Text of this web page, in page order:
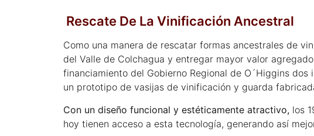
Rescate De La Vinificación Ancestral
Como una manera de rescatar formas ancestrales de
del Valle de Colchagua y entregar mayor valor
financiamiento del Gobierno Regional de O´Higgins
un prototipo de vasijas de vinificación y guarda
Con un diseño funcional y estéticamente atractivo, los
hoy tienen acceso a esta tecnología, generando así